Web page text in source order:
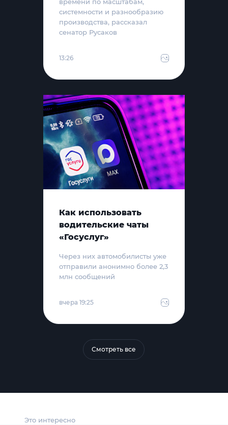
Это интересно
системности и разнообразию
производства, рассказал
сенатор Русаков
13:26
Как использовать
водительские чаты
«Госуслуг»
Через них автомобилисты уже
отправили анонимно более 2,3
млн сообщений
вчера 19:25
Смотреть все